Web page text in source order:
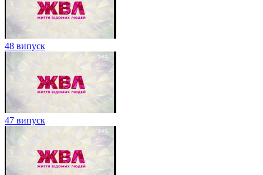
48 випуск
47 випуск